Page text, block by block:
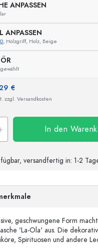
ANPASSEN
ANPASSEN
, Holzgriff, Holz, Beige
€
zzgl. Versandkosten
In den
versandfertig in: 1-2
geschwungene Form
'La-Ola' aus. Die
Spirituosen und andere